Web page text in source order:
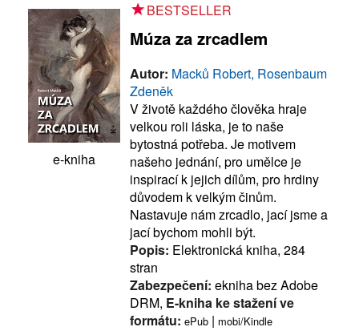
e-kniha
BESTSELLER
Múza za zrcadlem
Autor: Macků Robert, Rosenbaum
Zdeněk
V životě každého člověka hraje
velkou roli láska, je to naše
bytostná potřeba. Je motivem
našeho jednání, pro umělce je
inspirací k jejich dílům, pro hrdiny
důvodem k velkým činům.
Nastavuje nám zrcadlo, jací jsme a
jací bychom mohli být.
Popis: Elektronická kniha, 284
stran
Zabezpečení: ekniha bez Adobe
DRM, E-kniha ke stažení ve
formátu: ePub | mobi/Kindle